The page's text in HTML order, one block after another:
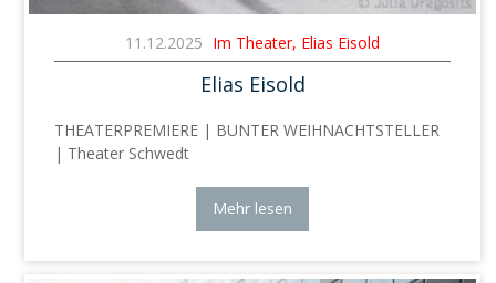
11.12.2025 Im Theater, Elias Eisold
Elias Eisold
THEATERPREMIERE | BUNTER WEIHNACHTSTELLER
| Theater Schwedt
Mehr lesen